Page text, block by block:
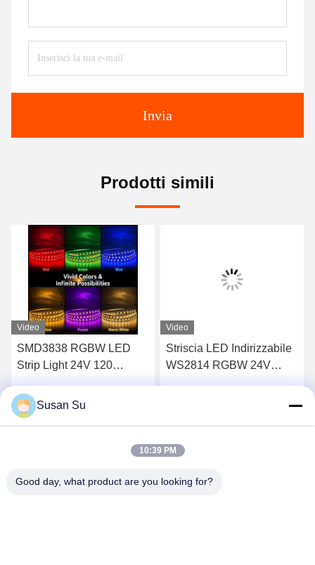
Invia
Prodotti simili
Video
SMD3838 RGBW LED
Strip Light 24V 120
Analog 4-Channel PWM
Flexible LED Tape
Video
Striscia LED Indirizzabile
WS2814 RGBW 24V
Individualmente per
Susan Su
10:39 PM
Good day, what product are you looking for?